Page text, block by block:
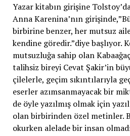
Yazar kitabın girişine
Anna Karenina’nın
birbirine benzer, her mutsuz
kendine göredir.”diye başlıyor.
mutsuzluğa sahip olan
talihsiz bireyi Cevat Şakir’in
çilelerle, geçim sıkıntılarıyla
eserler azımsanmayacak bir
de öyle yazılmış olmak için
olan birbirinden özel metinler.
okurken alelade bir insan